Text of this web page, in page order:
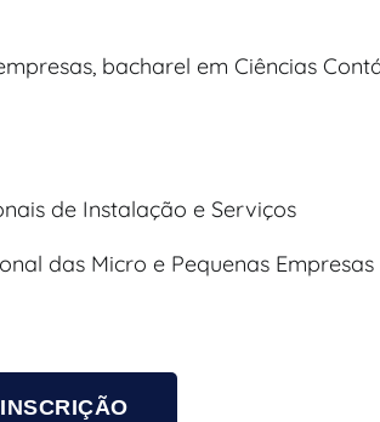
bacharel em Ciências
de Instalação e Serviços
das Micro e Pequenas